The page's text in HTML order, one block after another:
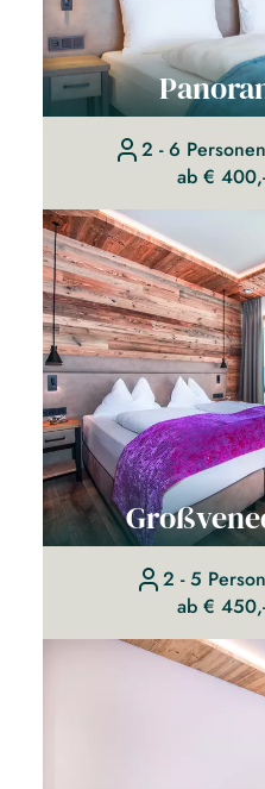
2 - 6 Personen
ab €
2 - 5
ab €